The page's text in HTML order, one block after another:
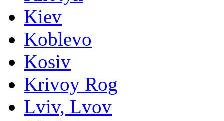
Kiev
Koblevo
Kosiv
Krivoy Rog
Lviv, Lvov